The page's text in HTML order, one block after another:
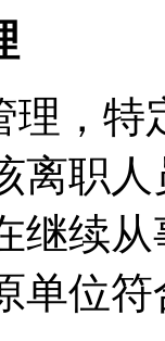
理，特
离职
继续
单位